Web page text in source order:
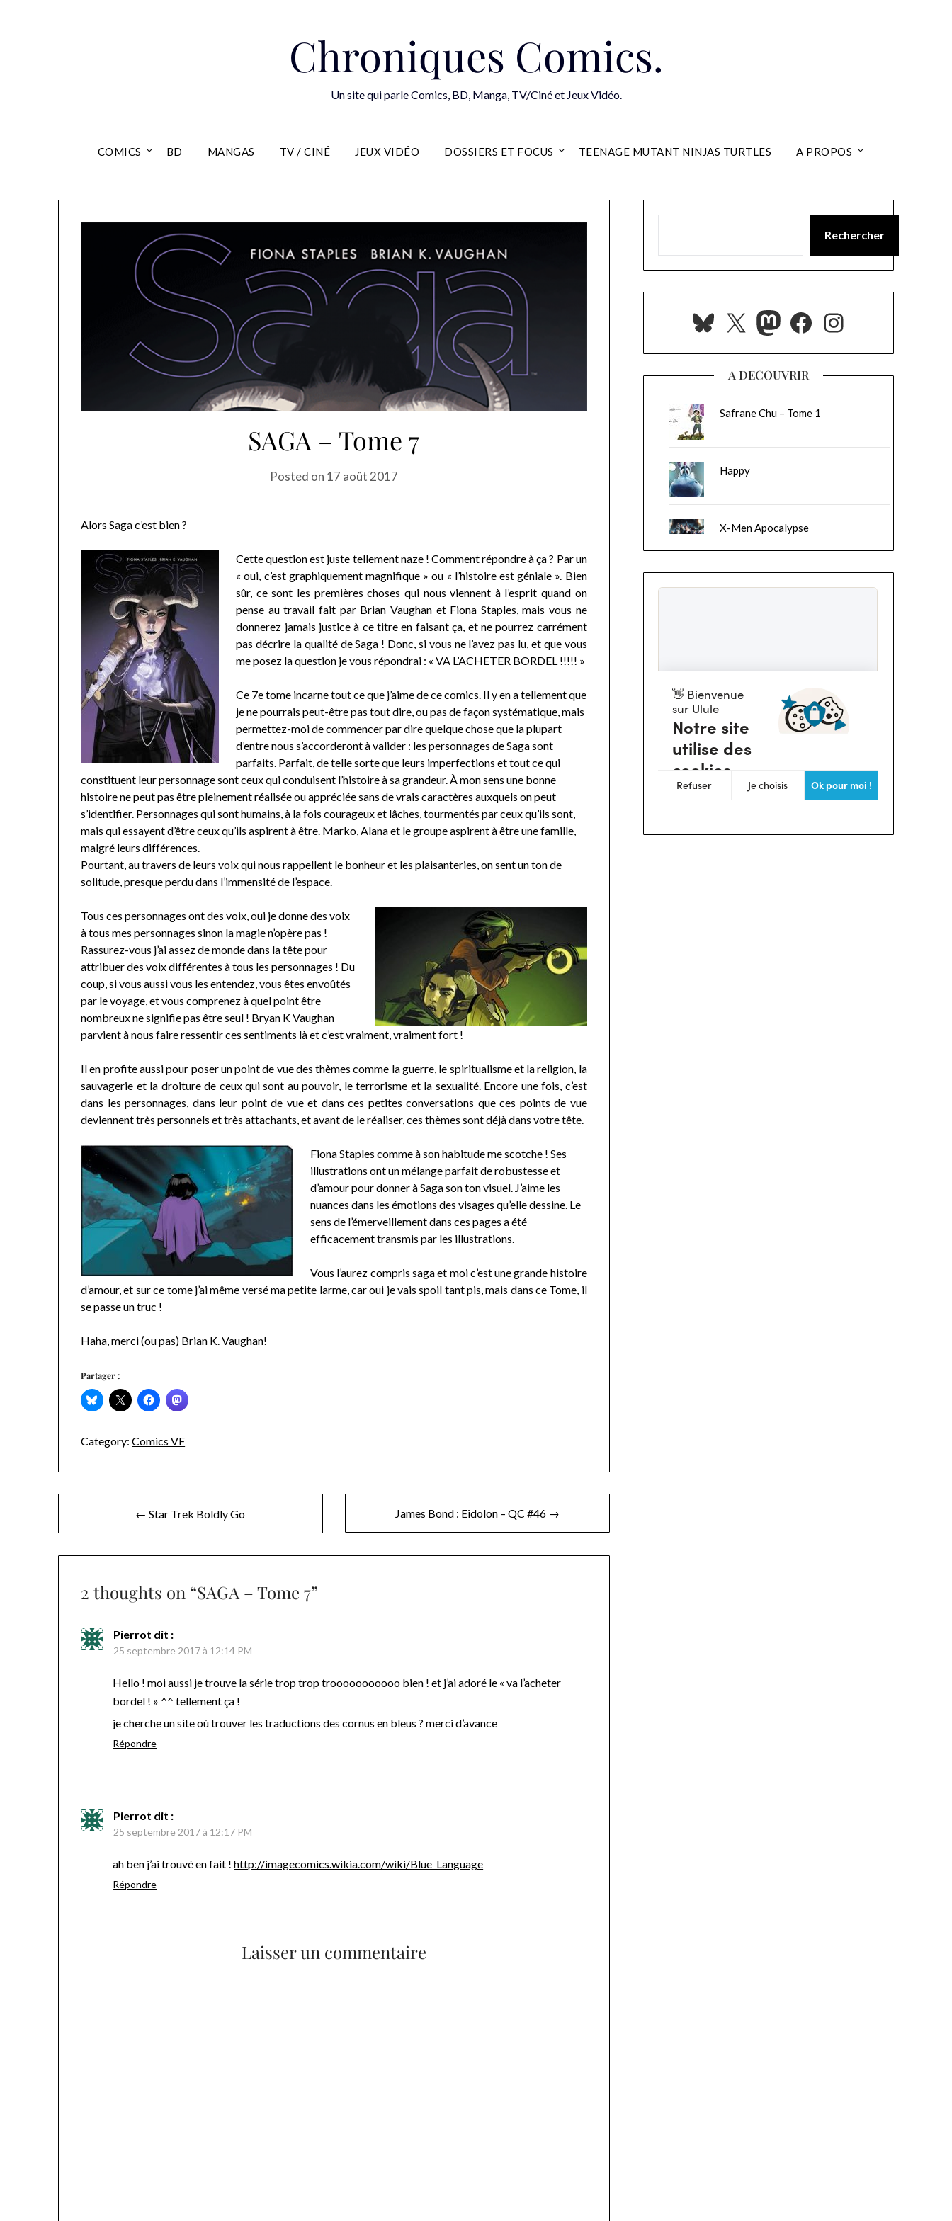
Chroniques Comics.
Un site qui parle Comics, BD, Manga, TV/Ciné et Jeux Vidéo.
COMICS BD MANGAS TV / CINÉ JEUX VIDÉO DOSSIERS ET FOCUS TEENAGE MUTANT NINJAS TURTLES A PROPOS
SAGA – Tome 7
Posted on 17 août 2017
Alors Saga c’est bien ?
Cette question est juste tellement naze ! Comment répondre à ça ? Par un
« oui, c’est graphiquement magnifique » ou « l’histoire est géniale ». Bien
sûr, ce sont les premières choses qui nous viennent à l’esprit quand on
pense au travail fait par Brian Vaughan et Fiona Staples, mais vous ne
donnerez jamais justice à ce titre en faisant ça, et ne pourrez carrément
pas décrire la qualité de Saga ! Donc, si vous ne l’avez pas lu, et que vous
me posez la question je vous répondrai : « VA L’ACHETER BORDEL !!!!! »
Ce 7e tome incarne tout ce que j’aime de ce comics. Il y en a tellement que
je ne pourrais peut-être pas tout dire, ou pas de façon systématique, mais
permettez-moi de commencer par dire quelque chose que la plupart
d’entre nous s’accorderont à valider : les personnages de Saga sont
parfaits. Parfait, de telle sorte que leurs imperfections et tout ce qui
constituent leur personnage sont ceux qui conduisent l’histoire à sa grandeur. À mon sens une bonne
histoire ne peut pas être pleinement réalisée ou appréciée sans de vrais caractères auxquels on peut
s’identifier. Personnages qui sont humains, à la fois courageux et lâches, tourmentés par ceux qu’ils sont,
mais qui essayent d’être ceux qu’ils aspirent à être. Marko, Alana et le groupe aspirent à être une famille,
malgré leurs différences.
Pourtant, au travers de leurs voix qui nous rappellent le bonheur et les plaisanteries, on sent un ton de
solitude, presque perdu dans l’immensité de l’espace.
Tous ces personnages ont des voix, oui je donne des voix
à tous mes personnages sinon la magie n’opère pas !
Rassurez-vous j’ai assez de monde dans la tête pour
attribuer des voix différentes à tous les personnages ! Du
coup, si vous aussi vous les entendez, vous êtes envoûtés
par le voyage, et vous comprenez à quel point être
nombreux ne signifie pas être seul ! Bryan K Vaughan
parvient à nous faire ressentir ces sentiments là et c’est vraiment, vraiment fort !
Il en profite aussi pour poser un point de vue des thèmes comme la guerre, le spiritualisme et la religion, la
sauvagerie et la droiture de ceux qui sont au pouvoir, le terrorisme et la sexualité. Encore une fois, c’est
dans les personnages, dans leur point de vue et dans ces petites conversations que ces points de vue
deviennent très personnels et très attachants, et avant de le réaliser, ces thèmes sont déjà dans votre tête.
Fiona Staples comme à son habitude me scotche ! Ses
illustrations ont un mélange parfait de robustesse et
d’amour pour donner à Saga son ton visuel. J’aime les
nuances dans les émotions des visages qu’elle dessine. Le
sens de l’émerveillement dans ces pages a été
efficacement transmis par les illustrations.
Vous l’aurez compris saga et moi c’est une grande histoire
d’amour, et sur ce tome j’ai même versé ma petite larme, car oui je vais spoil tant pis, mais dans ce Tome, il
se passe un truc !
Haha, merci (ou pas) Brian K. Vaughan!
Partager :
Category: Comics VF
de
l’article
← Star Trek Boldly Go James Bond : Eidolon – QC #46 →
2 thoughts on “SAGA – Tome 7”
Pierrot dit :
25 septembre 2017 à 12:14 PM
Hello ! moi aussi je trouve la série trop trop trooooooooooo bien ! et j’ai adoré le « va l’acheter
bordel ! » ^^ tellement ça !
je cherche un site où trouver les traductions des cornus en bleus ? merci d’avance
Répondre
Pierrot dit :
25 septembre 2017 à 12:17 PM
ah ben j’ai trouvé en fait !http://imagecomics.wikia.com/wiki/Blue_Language
Répondre
Laisser un commentaire
Rechercher
Bluesky
X Mastodon
Facebook
Instagram
A DECOUVRIR
Safrane Chu – Tome 1
Happy
X-Men Apocalypse